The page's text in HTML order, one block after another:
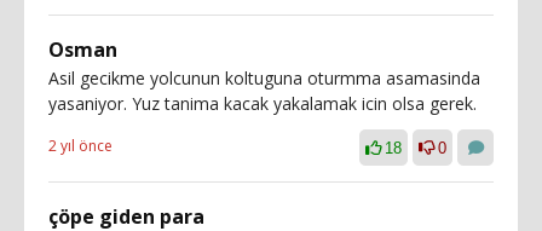
Osman
Asil gecikme yolcunun koltuguna oturmma asamasinda
yasaniyor. Yuz tanima kacak yakalamak icin olsa gerek.
2 yıl önce 18 0
çöpe giden para